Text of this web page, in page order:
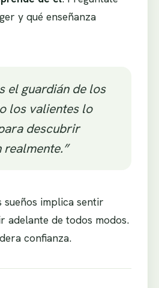
y qué enseñanza
el guardián de los
los valientes lo
descubrir
realmente.”
sueños implica sentir
adelante de todos modos.
confianza.